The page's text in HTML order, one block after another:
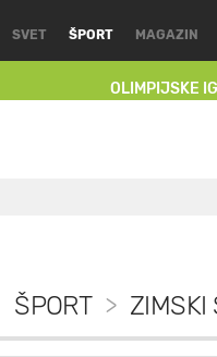
SVET ŠPORT
OLIMPIJSKE
MAGAZIN
ŠPORT > ZIMSKI